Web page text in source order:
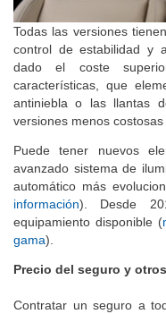
Todas las versiones
control de estabilidad y
dado el coste
características, que
antiniebla o las llantas
versiones menos costosas
Puede tener nuevos
avanzado sistema de
automático más
información). Desde
equipamiento disponible (
gama).
Precio del seguro y
Contratar un seguro a